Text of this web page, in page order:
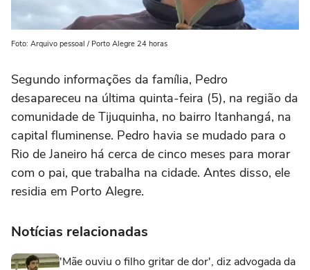
Foto: Arquivo pessoal / Porto Alegre 24 horas
Segundo informações da família, Pedro
desapareceu na última quinta-feira (5), na região da
comunidade de Tijuquinha, no bairro Itanhangá, na
capital fluminense. Pedro havia se mudado para o
Rio de Janeiro há cerca de cinco meses para morar
com o pai, que trabalha na cidade. Antes disso, ele
residia em Porto Alegre.
Notícias relacionadas
'Mãe ouviu o filho gritar de dor', diz advogada da